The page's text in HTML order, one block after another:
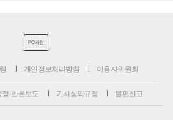
PC버전
개인정보처리방침 이용자위원회
정·반론보도 기사심의규정 불편신고